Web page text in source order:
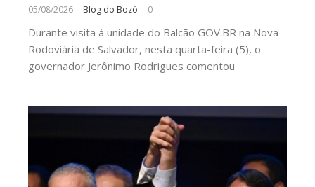
05/08/2026 Blog do Bozó 0
Durante visita à unidade do Balcão GOV.BR na Nova
Rodoviária de Salvador, nesta quarta-feira (5), o
governador Jerônimo Rodrigues comentou